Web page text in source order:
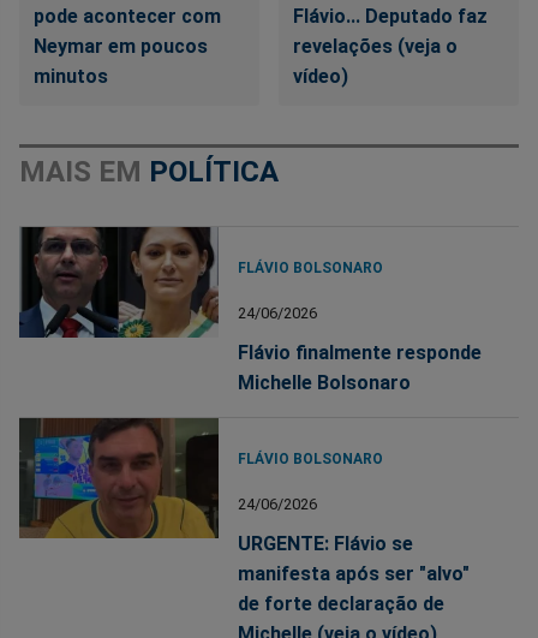
pode acontecer com
Neymar em poucos
minutos
Flávio... Deputado faz
revelações (veja o
vídeo)
MAIS EM POLÍTICA
FLÁVIO BOLSONARO
24/06/2026
Flávio finalmente responde
Michelle Bolsonaro
FLÁVIO BOLSONARO
24/06/2026
URGENTE: Flávio se
manifesta após ser "alvo"
de forte declaração de